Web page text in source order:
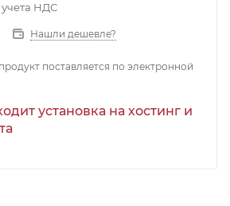
НДС
Нашли дешевле?
поставляется по электронной
установка на хостинг и